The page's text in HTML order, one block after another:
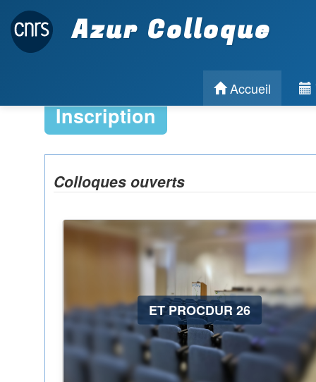
Azur Colloque
Accueil
Inscription
Colloques ouverts
ET PROCDUR 26